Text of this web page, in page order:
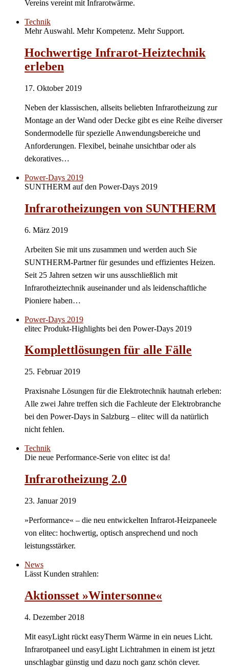
Vereins vereint mit Infrarotwärme.
Technik
Mehr Auswahl. Mehr Kompetenz. Mehr Support.
Hochwertige Infrarot-Heiztechnik
erleben
17. Oktober 2019
Neben der klassischen, allseits beliebten Infrarotheizung zur
Montage an der Wand oder Decke gibt es eine Reihe diverser
Sondermodelle für spezielle Anwendungsbereiche und
Anforderungen. Flexibel, beinahe unsichtbar oder als
dekoratives…
Power-Days 2019
SUNTHERM auf den Power-Days 2019
Infrarotheizungen von SUNTHERM
6. März 2019
Arbeiten Sie mit uns zusammen und werden auch Sie
SUNTHERM-Partner für gesundes und effizientes Heizen.
Seit 25 Jahren setzen wir uns ausschließlich mit
Infrarotheiztechnik auseinander und als leidenschaftliche
Pioniere haben…
Power-Days 2019
elitec Produkt-Highlights bei den Power-Days 2019
Komplettlösungen für alle Fälle
25. Februar 2019
Praxisnahe Lösungen für die Elektrotechnik hautnah erleben:
Alle zwei Jahre treffen sich die Fachleute der Elektrobranche
bei den Power-Days in Salzburg – elitec will da natürlich
nicht fehlen.
Technik
Die neue Performance-Serie von elitec ist da!
Infrarotheizung 2.0
23. Januar 2019
»Performance« – die neu entwickelten Infrarot-Heizpaneele
von elitec: hochwertig, optisch ansprechend und noch
leistungsstärker.
News
Lässt Kunden strahlen:
Aktionsset »Wintersonne«
4. Dezember 2018
Mit easyLight rückt easyTherm Wärme in ein neues Licht.
Infrarotpaneel und easyLight Lichtrahmen in einem ist jetzt
unschlagbar günstig und dazu noch ganz schön clever.